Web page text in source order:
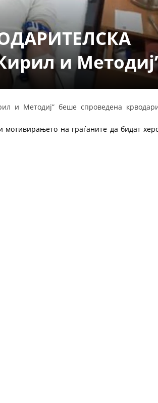
ЗАКОН ЗА ЦКРМ
СТАТУТ НА ЦКРМ
РАКОВОДЕН ОДБОР
и
и Методиј” беше спроведена
на граѓаните да бидат